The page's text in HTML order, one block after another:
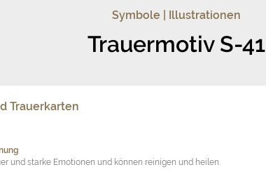
Symbole | Illustrationen
Trauermotiv S-41
Trauerkarten
und starke Emotionen und können reinigen und heilen.